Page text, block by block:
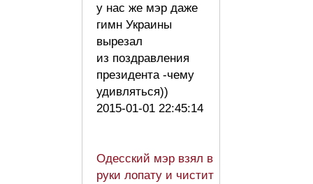
у нас же мэр даже
гимн Украины
вырезал
из поздравления
президента -чему
удивляться))
2015-01-01 22:45:14
Одесский мэр взял в
руки лопату и чистит